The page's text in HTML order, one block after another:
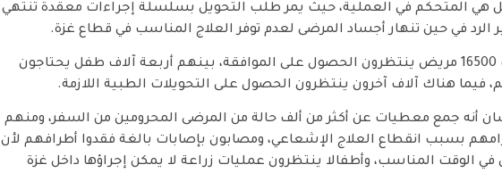
هي المتحكم في العملية، حيث يمر طلب التحويل بسلسلة إجراءات معقدة تنتهي
الرد في حين تنهار أجساد المرضى لعدم توفر العلاج المناسب في قطاع غزة.
وأشار إلى أنه لا يزال هناك 16500 مريض ينتظرون الحصول على الموافقة، بينهم أربعة آلاف طفل يحتاجون
فيما هناك آلاف آخرون ينتظرون الحصول على التحويلات الطبية اللازمة.
أنه جمع معطيات عن أكثر من ألف حالة من المرضى المحرومين من السفر، ومنهم
بسبب انقطاع العلاج الإشعاعي، ومصابون بإصابات بالغة فقدوا أطرافهم لأن
في الوقت المناسب، وأطفالا ينتظرون عمليات زراعة لا يمكن إجراؤها داخل غزة